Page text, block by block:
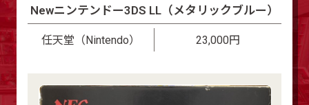
Newニンテンドー3DS LL（メタリックブルー）
任天堂（Nintendo） 23,000円